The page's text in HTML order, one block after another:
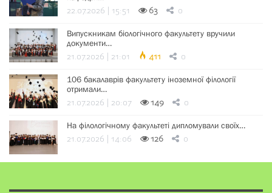
22.07.2026 | 15:51 63 0
Випускникам біологічного факультету вручили
документи…
21.07.2026 | 21:01 411 0
106 бакалаврів факультету іноземної філології
отримали…
21.07.2026 | 20:07 149 0
На філологічному факультеті дипломували своїх…
21.07.2026 | 14:06 126 0